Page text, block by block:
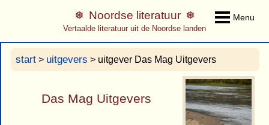
Menu
Noordse literatuur
Vertaalde literatuur uit de Noordse landen
start > uitgevers > uitgever Das Mag Uitgevers
Das Mag Uitgevers